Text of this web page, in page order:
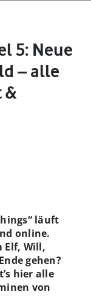
5: Neue
– alle
&
läuft
online.
Elf, Will,
gehen?
hier alle
von